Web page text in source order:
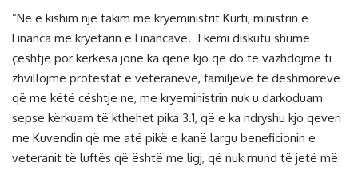
“Ne e kishim një takim me kryeministrit Kurti, ministrin e
Financa me kryetarin e Financave. I kemi diskutu shumë
çështje por kërkesa jonë ka qenë kjo që do të vazhdojmë ti
zhvillojmë protestat e veteranëve, familjeve të dëshmorëve
që me këtë cështje ne, me kryeministrin nuk u darkoduam
sepse kërkuam të kthehet pika 3.1, që e ka ndryshu kjo qeveri
me Kuvendin që me atë pikë e kanë largu beneficionin e
veteranit të luftës që është me ligj, që nuk mund të jetë më